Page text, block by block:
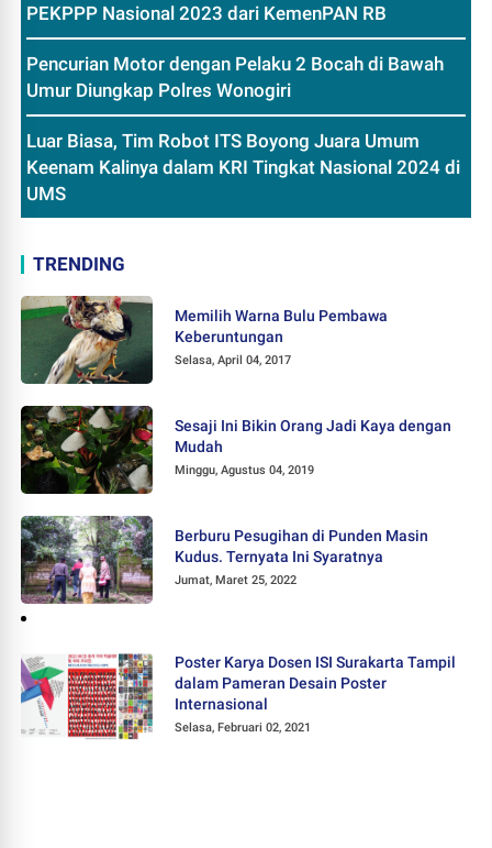
PEKPPP Nasional 2023 dari KemenPAN RB
Pencurian Motor dengan Pelaku 2 Bocah di Bawah
Umur Diungkap Polres Wonogiri
Luar Biasa, Tim Robot ITS Boyong Juara Umum
Keenam Kalinya dalam KRI Tingkat Nasional 2024 di
UMS
TRENDING
Memilih Warna Bulu Pembawa
Keberuntungan
Selasa, April 04, 2017
Sesaji Ini Bikin Orang Jadi Kaya dengan
Mudah
Minggu, Agustus 04, 2019
Berburu Pesugihan di Punden Masin
Kudus. Ternyata Ini Syaratnya
Jumat, Maret 25, 2022
Poster Karya Dosen ISI Surakarta Tampil
dalam Pameran Desain Poster
Internasional
Selasa, Februari 02, 2021